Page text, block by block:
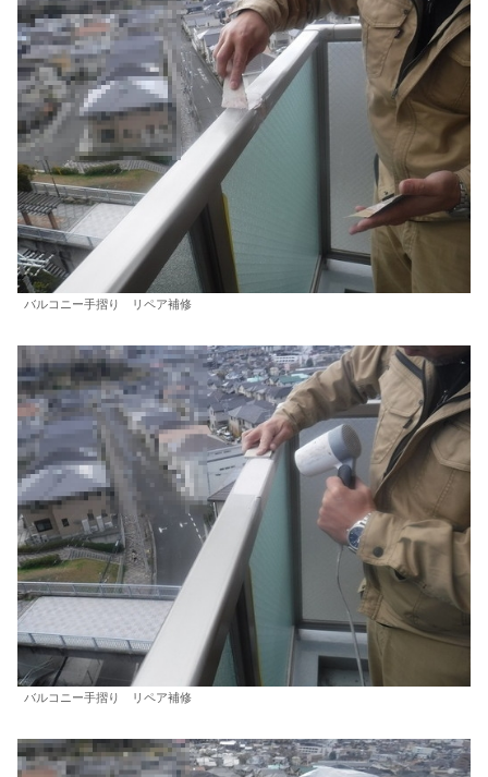
バルコニー手摺り リペア補修
バルコニー手摺り リペア補修